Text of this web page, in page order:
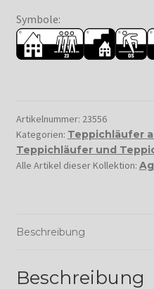
Symbole:
Artikelnummer: 23556
Kategorien: Teppichläufer
Teppichläufer und
Alle Artikel dieser Kollektion:
Beschreibung
Beschreibung